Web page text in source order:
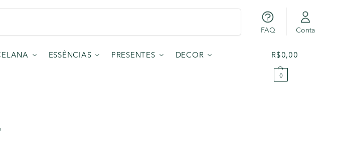
FAQ Conta
ESSÊNCIAS PRESENTES DECOR R$0,00
0